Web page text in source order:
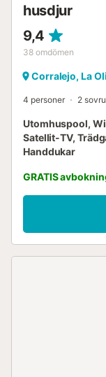
husdjur
9,4
38 omdömen
Corralejo, La
4 personer 2
Utomhuspool,
Satellit-TV,
Handdukar
GRATIS